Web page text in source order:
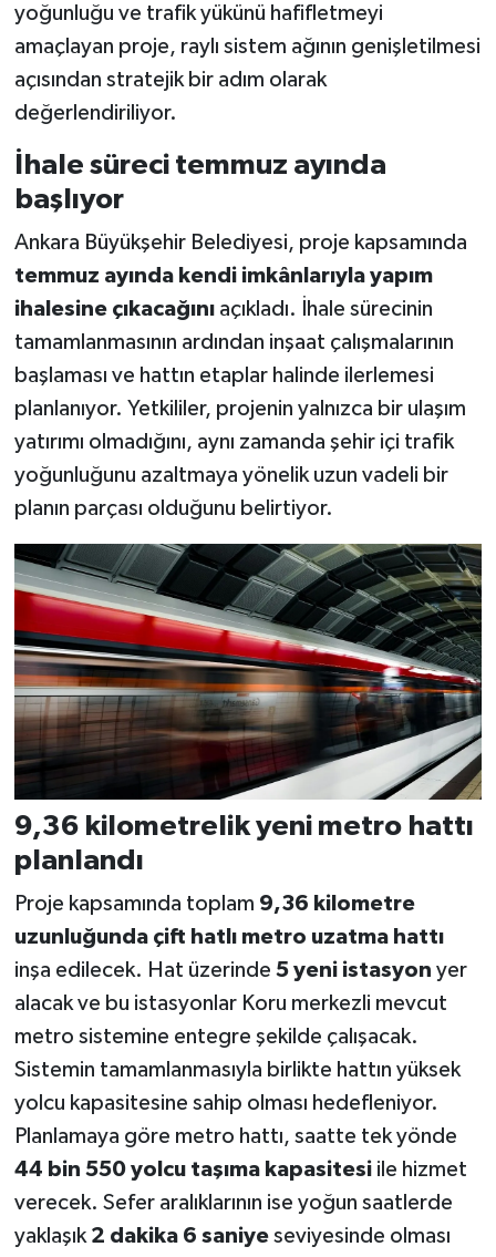
yoğunluğu ve trafik yükünü hafifletmeyi
amaçlayan proje, raylı sistem ağının genişletilmesi
açısından stratejik bir adım olarak
değerlendiriliyor.
İhale süreci temmuz ayında
başlıyor
Ankara Büyükşehir Belediyesi, proje kapsamında
temmuz ayında kendi imkânlarıyla yapım
ihalesine çıkacağınıaçıkladı. İhale sürecinin
tamamlanmasının ardından inşaat çalışmalarının
başlaması ve hattın etaplar halinde ilerlemesi
planlanıyor. Yetkililer, projenin yalnızca bir ulaşım
yatırımı olmadığını, aynı zamanda şehir içi trafik
yoğunluğunu azaltmaya yönelik uzun vadeli bir
planın parçası olduğunu belirtiyor.
9,36 kilometrelik yeni metro hattı
planlandı
Proje kapsamında toplam 9,36 kilometre
uzunluğunda çift hatlı metro uzatma hattı
inşa edilecek. Hat üzerinde 5 yeni istasyon yer
alacak ve bu istasyonlar Koru merkezli mevcut
metro sistemine entegre şekilde çalışacak.
Sistemin tamamlanmasıyla birlikte hattın yüksek
yolcu kapasitesine sahip olması hedefleniyor.
Planlamaya göre metro hattı, saatte tek yönde
44 bin 550 yolcu taşıma kapasitesiile hizmet
verecek. Sefer aralıklarının ise yoğun saatlerde
yaklaşık 2 dakika 6 saniyeseviyesinde olması